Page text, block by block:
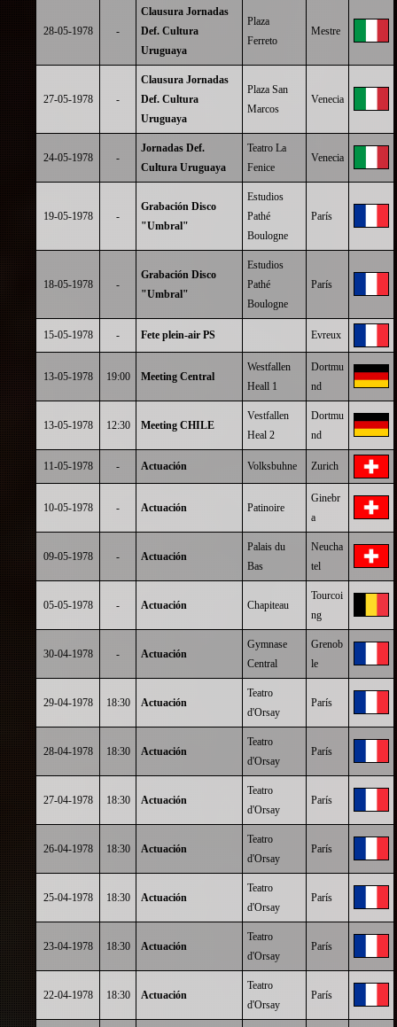
28-05-1978 -
Clausura Jornadas
Def. Cultura
Uruguaya
Plaza
Ferreto
Mestre
27-05-1978 -
Clausura Jornadas
Def. Cultura
Uruguaya
Plaza San
Marcos
Venecia
24-05-1978 -
Jornadas Def.
Cultura Uruguaya
Teatro La
Fenice
Venecia
19-05-1978 -
Grabación Disco
"Umbral"
Estudios
Pathé
Boulogne
París
18-05-1978 -
Grabación Disco
"Umbral"
Estudios
Pathé
Boulogne
París
15-05-1978 - Fete plein-air PS Evreux
13-05-1978 19:00 Meeting Central
Westfallen
Heall 1
Dortmu
nd
13-05-1978 12:30 Meeting CHILE
Vestfallen
Heal 2
Dortmu
nd
11-05-1978 - Actuación Volksbuhne Zurich
10-05-1978 - Actuación Patinoire
Ginebr
a
09-05-1978 - Actuación
Palais du
Bas
Neucha
tel
05-05-1978 - Actuación Chapiteau
Tourcoi
ng
30-04-1978 - Actuación
Gymnase
Central
Grenob
le
29-04-1978 18:30 Actuación
Teatro
d'Orsay
París
28-04-1978 18:30 Actuación
Teatro
d'Orsay
París
27-04-1978 18:30 Actuación
Teatro
d'Orsay
París
26-04-1978 18:30 Actuación
Teatro
d'Orsay
París
25-04-1978 18:30 Actuación
Teatro
d'Orsay
París
23-04-1978 18:30 Actuación
Teatro
d'Orsay
París
22-04-1978 18:30 Actuación
Teatro
d'Orsay
París